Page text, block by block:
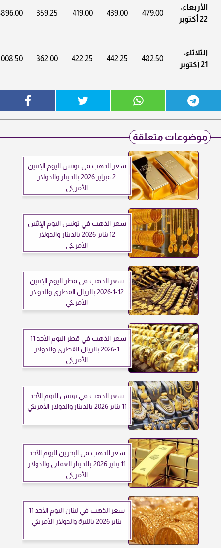
الأربعاء،
22 أكتوبر
479.00
439.00
419.00
359.25
الثلاثاء،
21 أكتوبر
482.50
442.25
422.25
362.00
موضوعات متعلقة
سعر الذهب في تونس اليوم الإثنين
2 فبراير 2026 بالدينار والدولار
الأمريكي
سعر الذهب في تونس اليوم الإثنين
12 يناير 2026 بالدينار والدولار
الأمريكي
سعر الذهب في قطر اليوم الإثنين
12-1-2026 بالريال القطري والدولار
الأمريكي
سعر الذهب في قطر اليوم الأحد 11-
1-2026 بالريال القطري والدولار
الأمريكي
سعر الذهب في تونس اليوم الأحد
11 يناير 2026 بالدينار والدولار الأمريكي
سعر الذهب في البحرين اليوم الأحد
11 يناير 2026 بالدينار العماني والدولار
الأمريكي
سعر الذهب في لبنان اليوم الأحد 11
يناير 2026 بالليرة والدولار الأمريكي